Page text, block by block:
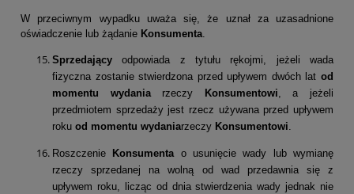
W przeciwnym wypadku uważa się, że uznał za uzasadnione
oświadczenie lub żądanie Konsumenta.
Sprzedającyodpowiada z tytułu rękojmi, jeżeli wada
fizyczna zostanie stwierdzona przed upływem dwóch lat od
momentu wydaniarzeczy Konsumentowi, a jeżeli
przedmiotem sprzedaży jest rzecz używana przed upływem
roku od momentu wydaniarzeczy Konsumentowi.
Roszczenie Konsumenta o usunięcie wady lub wymianę
rzeczy sprzedanej na wolną od wad przedawnia się z
upływem roku, licząc od dnia stwierdzenia wady jednak nie